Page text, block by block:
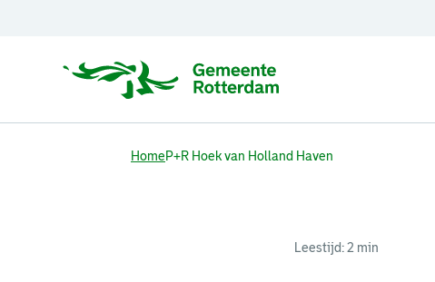
HomeP+R Hoek van Holland Haven
Leestijd: 2 min